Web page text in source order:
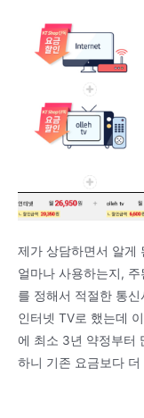
제가 상담하면서 알게
얼마나 사용하는지,
를 정해서 적절한 통
인터넷 TV로 했는데
에 최소 3년 약정부터
하니 기존 요금보다